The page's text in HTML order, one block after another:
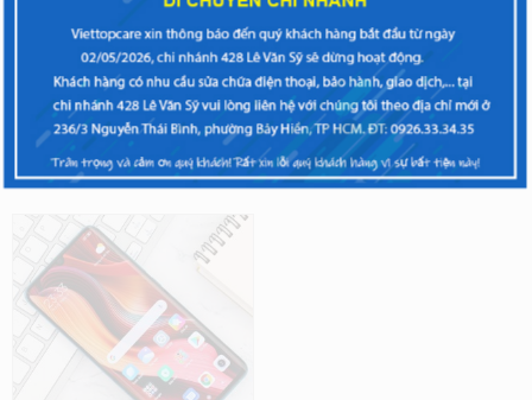
Thay mặt kính, mặt kính cảm
ứng Apple Watch Series 3
38mm, 42mm
Thay pin Apple Watch
Series 3 38mm, 42mm